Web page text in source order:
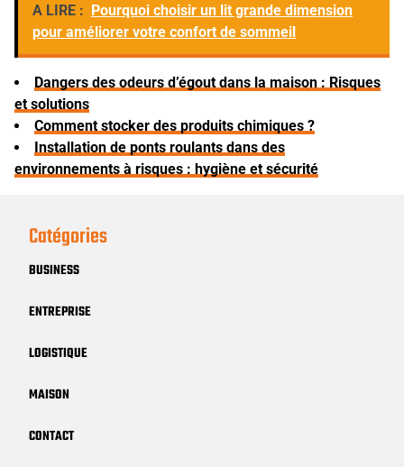
A LIRE : Pourquoi choisir un lit grande dimension
pour améliorer votre confort de sommeil
Dangers des odeurs d’égout dans la maison : Risques
et solutions
Comment stocker des produits chimiques ?
Installation de ponts roulants dans des
environnements à risques : hygiène et sécurité
Catégories
BUSINESS
ENTREPRISE
LOGISTIQUE
MAISON
CONTACT